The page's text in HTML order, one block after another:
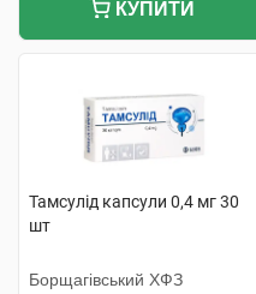
КУПИТИ
Тамсулід капсули 0,4 мг 30
шт
Борщагівський ХФЗ